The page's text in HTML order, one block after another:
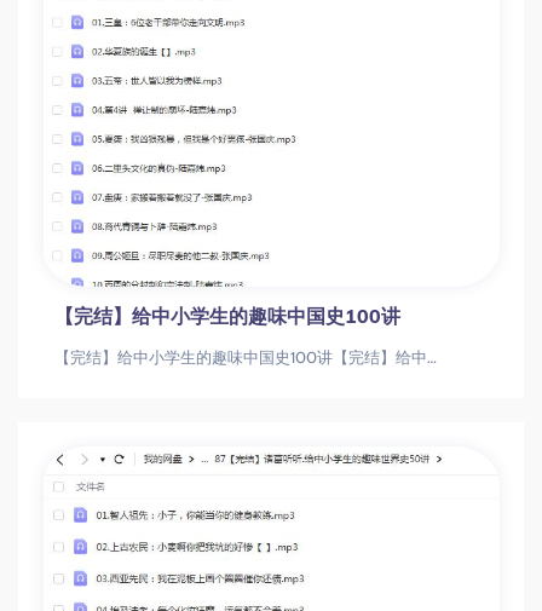
【完结】给中小学生的趣味中国史100讲
【完结】给中小学生的趣味中国史100讲【完结】给中小学生的趣味中国史100讲